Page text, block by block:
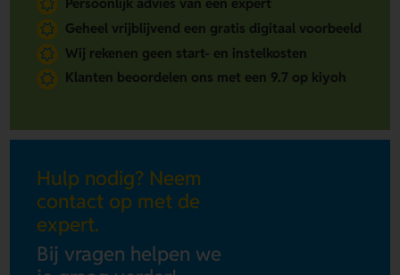
Geheel vrijblijvend een gratis digitaal voorbeeld
Wij rekenen geen start- en instelkosten
Klanten beoordelen ons met een 9.7 op kiyoh
Hulp nodig? Neem
contact op met de
expert.
Bij vragen helpen we